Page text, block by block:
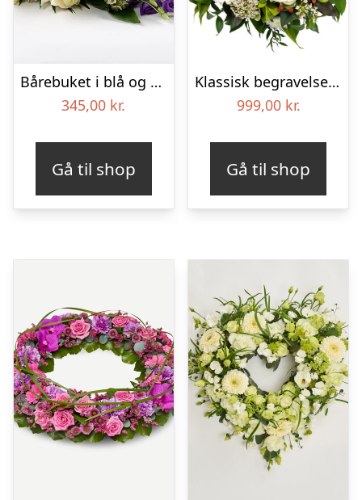
Bårebuket i blå og hvide nuancer – Blomster til begravelse
345,00 kr.
Gå til shop
Klassisk begravelses­krans
999,00 kr.
Gå til shop